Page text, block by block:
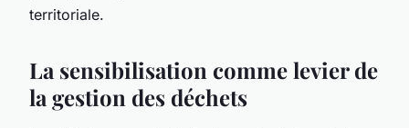
territoriale.
La sensibilisation comme levier de
la gestion des déchets